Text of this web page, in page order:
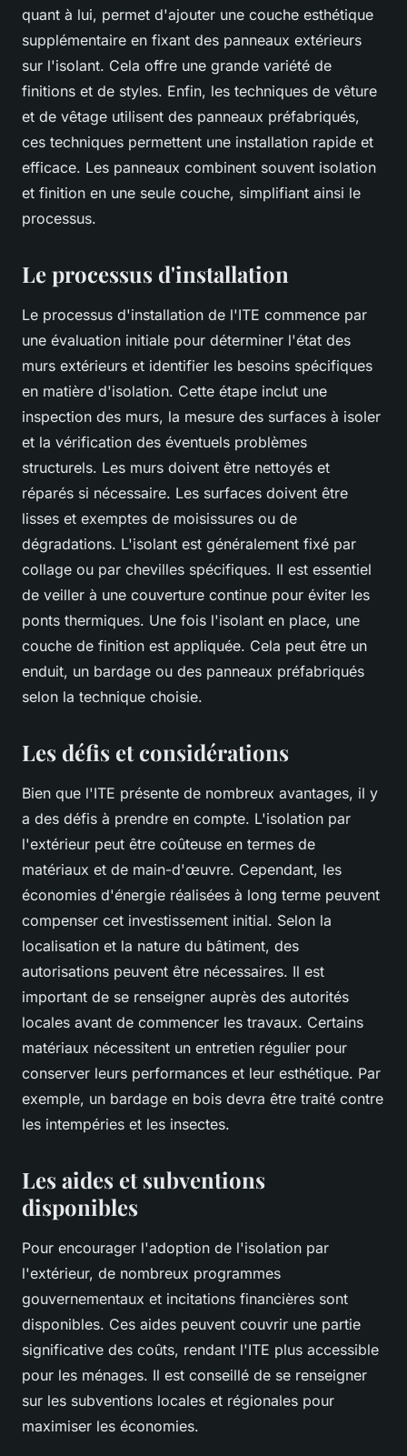
quant à lui, permet d'ajouter une couche esthétique
supplémentaire en fixant des panneaux extérieurs
sur l'isolant. Cela offre une grande variété de
finitions et de styles. Enfin, les techniques de vêture
et de vêtage utilisent des panneaux préfabriqués,
ces techniques permettent une installation rapide et
efficace. Les panneaux combinent souvent isolation
et finition en une seule couche, simplifiant ainsi le
processus.
Le processus d'installation
Le processus d'installation de l'ITE commence par
une évaluation initiale pour déterminer l'état des
murs extérieurs et identifier les besoins spécifiques
en matière d'isolation. Cette étape inclut une
inspection des murs, la mesure des surfaces à isoler
et la vérification des éventuels problèmes
structurels. Les murs doivent être nettoyés et
réparés si nécessaire. Les surfaces doivent être
lisses et exemptes de moisissures ou de
dégradations. L'isolant est généralement fixé par
collage ou par chevilles spécifiques. Il est essentiel
de veiller à une couverture continue pour éviter les
ponts thermiques. Une fois l'isolant en place, une
couche de finition est appliquée. Cela peut être un
enduit, un bardage ou des panneaux préfabriqués
selon la technique choisie.
Les défis et considérations
Bien que l'ITE présente de nombreux avantages, il y
a des défis à prendre en compte. L'isolation par
l'extérieur peut être coûteuse en termes de
matériaux et de main-d'œuvre. Cependant, les
économies d'énergie réalisées à long terme peuvent
compenser cet investissement initial. Selon la
localisation et la nature du bâtiment, des
autorisations peuvent être nécessaires. Il est
important de se renseigner auprès des autorités
locales avant de commencer les travaux. Certains
matériaux nécessitent un entretien régulier pour
conserver leurs performances et leur esthétique. Par
exemple, un bardage en bois devra être traité contre
les intempéries et les insectes.
Les aides et subventions
disponibles
Pour encourager l'adoption de l'isolation par
l'extérieur, de nombreux programmes
gouvernementaux et incitations financières sont
disponibles. Ces aides peuvent couvrir une partie
significative des coûts, rendant l'ITE plus accessible
pour les ménages. Il est conseillé de se renseigner
sur les subventions locales et régionales pour
maximiser les économies.